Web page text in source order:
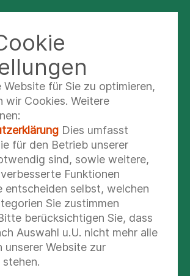
HEIDBERG
der onkologischen Therapie
chirurgische und medizinische
die Strahlentherapie etabliert.
kann eine differenzierte,
onkologische Therapie
Die Fortschritte beruhen
Website für Sie zu optimieren,
wir Cookies. Weitere
Dies umfasst
für den Betrieb unserer
sind, sowie weitere,
Funktionen
entscheiden selbst, welchen
Sie zustimmen
berücksichtigen Sie, dass
Auswahl u.U. nicht mehr alle
unserer Website zur